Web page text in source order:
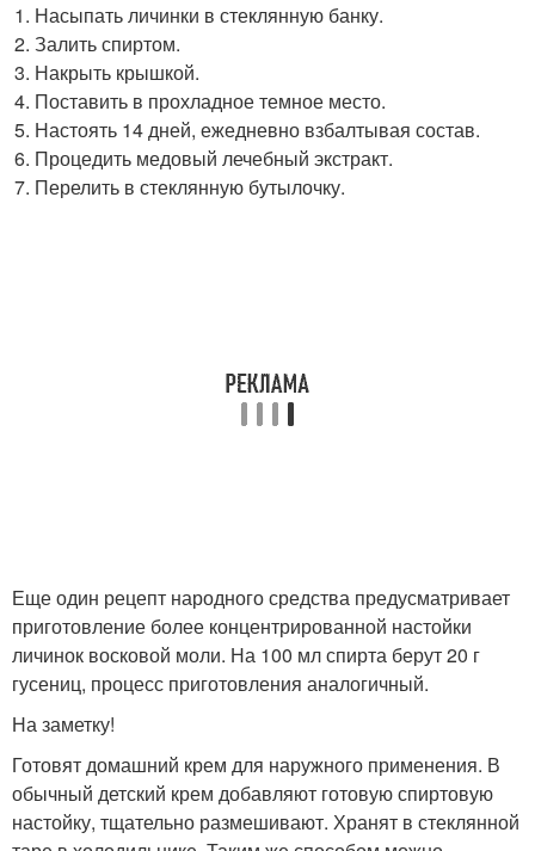
Насыпать личинки в стеклянную банку.
Залить спиртом.
Накрыть крышкой.
Поставить в прохладное темное место.
Настоять 14 дней, ежедневно взбалтывая состав.
Процедить медовый лечебный экстракт.
Перелить в стеклянную бутылочку.
Еще один рецепт народного средства предусматривает
приготовление более концентрированной настойки
личинок восковой моли. На 100 мл спирта берут 20 г
гусениц, процесс приготовления аналогичный.
На заметку!
Готовят домашний крем для наружного применения. В
обычный детский крем добавляют готовую спиртовую
настойку, тщательно размешивают. Хранят в стеклянной